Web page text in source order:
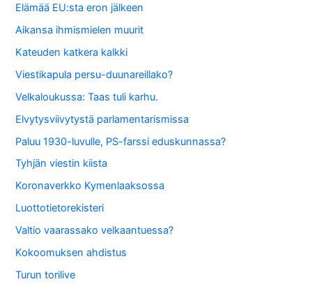
Elämää EU:sta eron jälkeen
Aikansa ihmismielen muurit
Kateuden katkera kalkki
Viestikapula persu-duunareillako?
Velkaloukussa: Taas tuli karhu.
Elvytysviivytystä parlamentarismissa
Paluu 1930-luvulle, PS-farssi eduskunnassa?
Tyhjän viestin kiista
Koronaverkko Kymenlaaksossa
Luottotietorekisteri
Valtio vaarassako velkaantuessa?
Kokoomuksen ahdistus
Turun torilive